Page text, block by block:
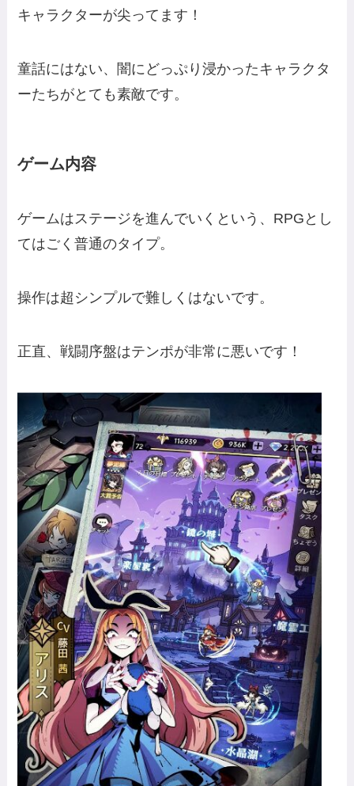
キャラクターが尖ってます！
童話にはない、闇にどっぷり浸かったキャラクタ
ーたちがとても素敵です。
ゲーム内容
ゲームはステージを進んでいくという、RPGとし
てはごく普通のタイプ。
操作は超シンプルで難しくはないです。
正直、戦闘序盤はテンポが非常に悪いです！